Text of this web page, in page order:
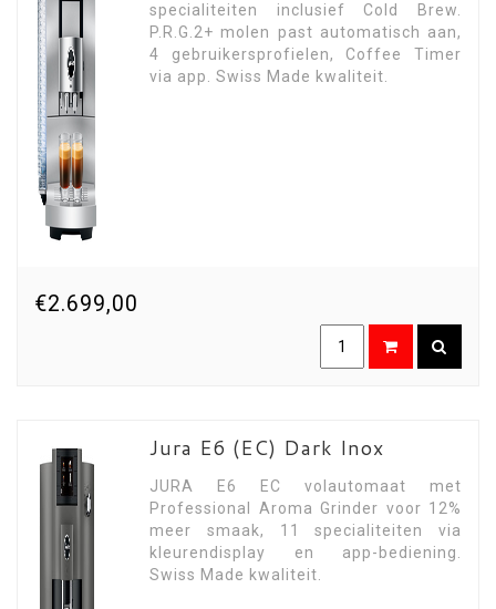
specialiteiten inclusief Cold Brew.
P.R.G.2+ molen past automatisch aan,
4 gebruikersprofielen, Coffee Timer
via app. Swiss Made kwaliteit.
€2.699,00
Jura E6 (EC) Dark Inox
JURA E6 EC volautomaat met
Professional Aroma Grinder voor 12%
meer smaak, 11 specialiteiten via
kleurendisplay en app-bediening.
Swiss Made kwaliteit.